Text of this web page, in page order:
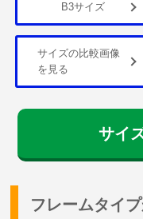
B3サイズ
サイズの比較画像
を見る
サイ
フレームタイ